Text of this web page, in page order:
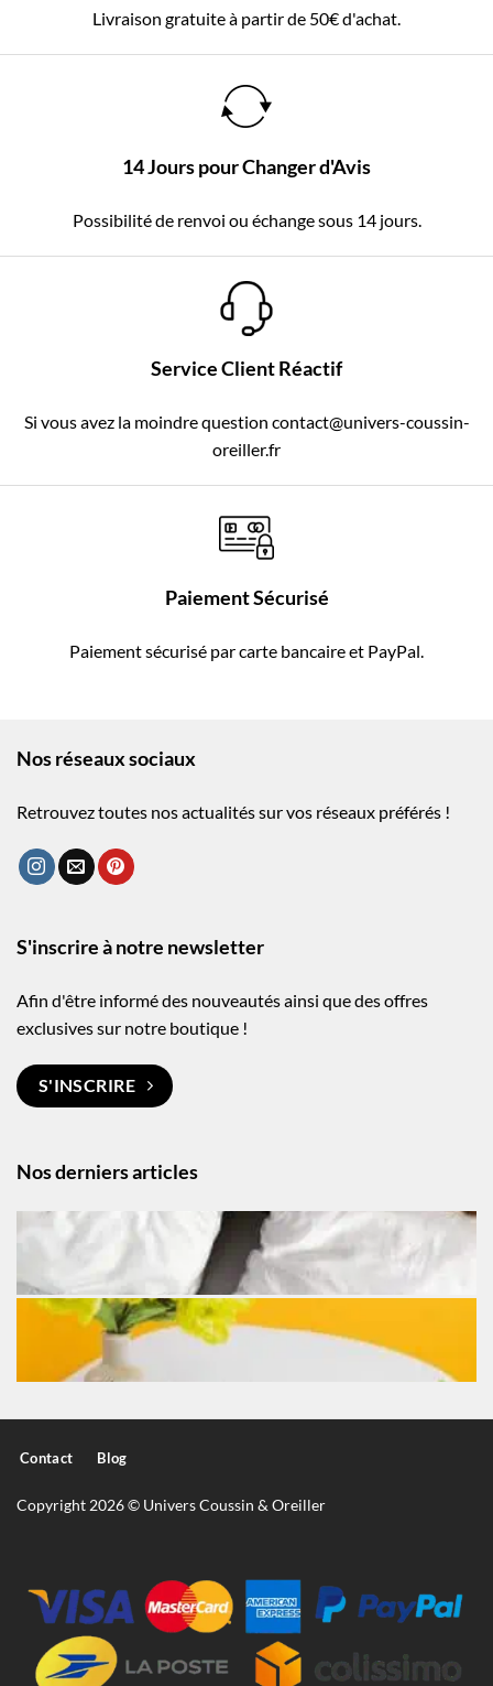
Livraison gratuite à partir de 50€ d'achat.
14 Jours pour Changer d'Avis
Possibilité de renvoi ou échange sous 14 jours.
Service Client Réactif
Si vous avez la moindre question contact@univers-coussin-
oreiller.fr
Paiement Sécurisé
Paiement sécurisé par carte bancaire et PayPal.
Nos réseaux sociaux
Retrouvez toutes nos actualités sur vos réseaux préférés !
Nos derniers articles
S'inscrire à notre newsletter
Afin d'être informé des nouveautés ainsi que des offres
exclusives sur notre boutique !
S'INSCRIRE
Contact Blog
Copyright 2026 © Univers Coussin & Oreiller